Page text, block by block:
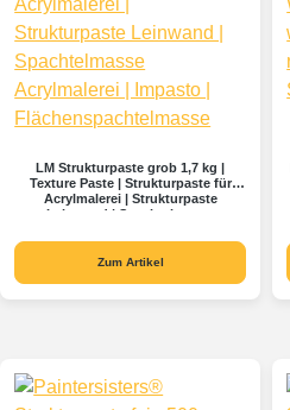
LM Strukturpaste grob 1,7 kg |
Texture Paste | Strukturpaste für
Acrylmalerei | Strukturpaste
Leinwand | Spachtelmasse
Flächenspachtelmasse
Zum Artikel